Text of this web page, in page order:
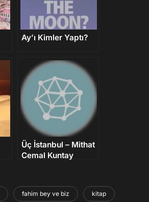
Ay’ı Kimler Yaptı?
Üç İstanbul – Mithat
Cemal Kuntay
fahim bey ve biz kitap